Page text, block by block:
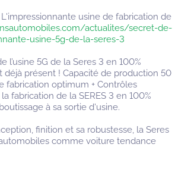
usine de fabrication de
actualites/secret-de-
usine-5g-de-la-seres-3
l’usine 5G de la Seres 3 en 100%
présent ! Capacité de production 50
fabrication optimum + Contrôles
fabrication de la SERES 3 en 100%
à sa sortie d'usine.
finition et sa robustesse, la Seres
comme voiture tendance